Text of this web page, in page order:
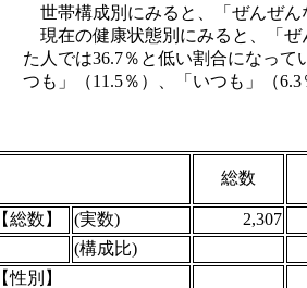
世帯構成別にみると、「ぜんぜん
現在の健康状態別にみると、「
た人では36.7％と低い割合になっ
つも」（11.5％）、「いつも」（
総数
【総数】 (実数) 2,307
(構成比)
【性別】